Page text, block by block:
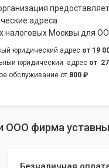
предоставляет
адреса
налоговых Москвы для
юридический адрес от 19
юридический адрес от
обслуживание от 800 ₽
ООО фирма